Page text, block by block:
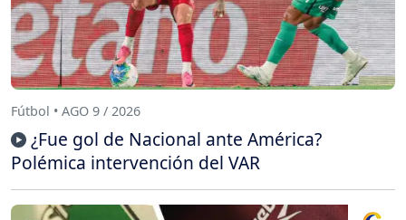
Fútbol • AGO 9 / 2026
¿Fue gol de Nacional ante América?
Polémica intervención del VAR